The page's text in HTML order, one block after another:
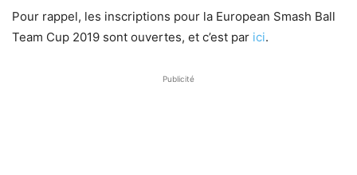
Pour rappel, les inscriptions pour la European Smash Ball
Team Cup 2019 sont ouvertes, et c’est par ici.
Publicité